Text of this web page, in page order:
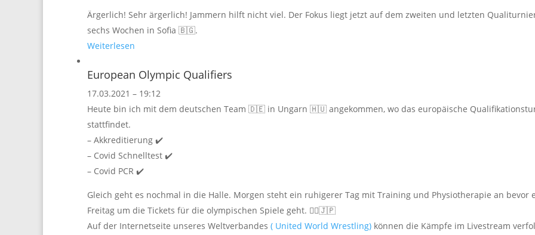
Ärgerlich! Sehr ärgerlich! Jammern hilft nicht viel. Der Fokus liegt jetzt auf dem zweiten und letzten
sechs Wochen in Sofia 🇧🇬.
Weiterlesen
European Olympic Qualifiers
17.03.2021 – 19:12
Heute bin ich mit dem deutschen Team 🇩🇪 in Ungarn 🇭🇺 angekommen, wo das europäische
stattfindet.
– Akkreditierung ✔️
– Covid Schnelltest ✔️
– Covid PCR ✔️
Gleich geht es nochmal in die Halle. Morgen steht ein ruhigerer Tag mit Training und Physiotherapie an bevor
Freitag um die Tickets für die olympischen Spiele geht. 🤼‍♀️🇯🇵
Auf der Internetseite unseres Weltverbandes ( United World Wrestling) können die Kämpfe im Livestream